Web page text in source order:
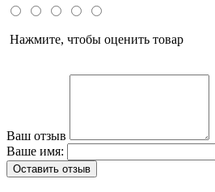
Нажмите, чтобы оценить товар
Ваш отзыв
Ваше имя:
Оставить отзыв